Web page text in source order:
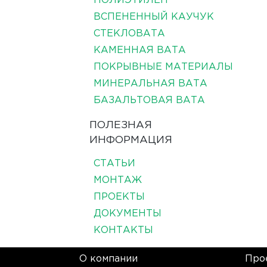
ВСПЕНЕННЫЙ КАУЧУК
СТЕКЛОВАТА
КАМЕННАЯ ВАТА
ПОКРЫВНЫЕ МАТЕРИАЛЫ
МИНЕРАЛЬНАЯ ВАТА
БАЗАЛЬТОВАЯ ВАТА
ПОЛЕЗНАЯ
ИНФОРМАЦИЯ
СТАТЬИ
МОНТАЖ
ПРОЕКТЫ
ДОКУМЕНТЫ
КОНТАКТЫ
О компании